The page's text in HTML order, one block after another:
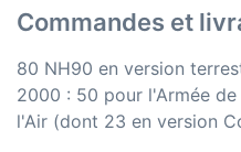
Commandes et
80 NH90 en version
2000 : 50 pour l'Armée
l'Air (dont 23 en version